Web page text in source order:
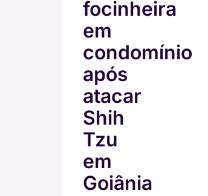
focinheira
em
condomínio
após
atacar
Shih
Tzu
em
Goiânia